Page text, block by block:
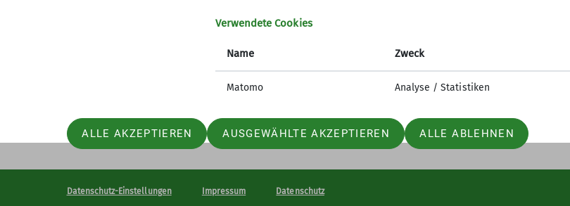
Aktuelles Mitteilungsheft
Datenschutz-Einstellungen Impressum Datenschutz
Verwendete Cookies
Name Zweck
Matomo Analyse / Statistiken
ALLE AKZEPTIEREN AUSGEWÄHLTE AKZEPTIEREN ALLE ABLEHNEN